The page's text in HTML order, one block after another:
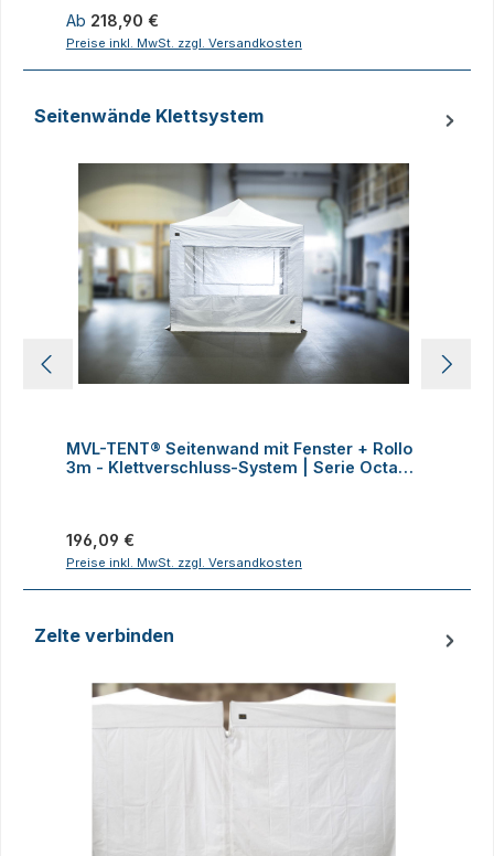
Regulärer Preis:
Ab 218,90 €
Preise inkl. MwSt. zzgl. Versandkosten
Seitenwände Klettsystem
MVL-TENT® Seitenwand mit Fenster + Rollo
3m - Klettverschluss-System | Serie Octa
Regulärer Preis:
196,09 €
Preise inkl. MwSt. zzgl. Versandkosten
Zelte verbinden